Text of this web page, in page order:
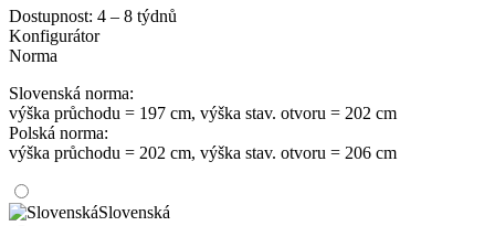
Dostupnost: 4 – 8 týdnů
Konfigurátor
Norma
Slovenská norma:
výška průchodu = 197 cm, výška stav. otvoru = 202 cm
Polská norma:
výška průchodu = 202 cm, výška stav. otvoru = 206 cm
Slovenská